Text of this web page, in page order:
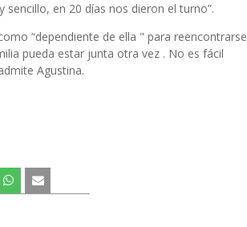
en 20 días nos dieron el turno”.
“dependiente de ella " para reencontrarse
pueda estar junta otra vez . No es fácil
Agustina.